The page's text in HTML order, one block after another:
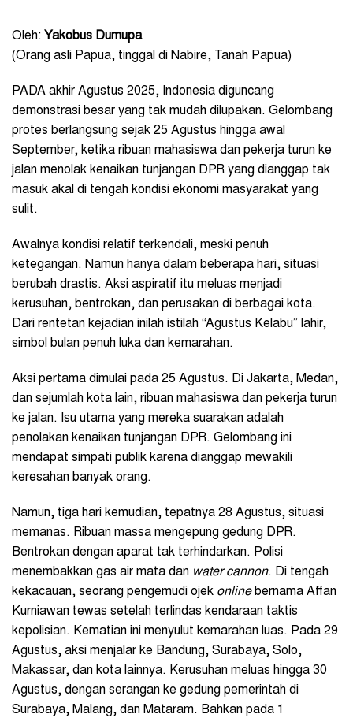
Oleh: Yakobus Dumupa
(Orang asli Papua, tinggal di Nabire, Tanah Papua)
PADA akhir Agustus 2025, Indonesia diguncang
demonstrasi besar yang tak mudah dilupakan. Gelombang
protes berlangsung sejak 25 Agustus hingga awal
September, ketika ribuan mahasiswa dan pekerja turun ke
jalan menolak kenaikan tunjangan DPR yang dianggap tak
masuk akal di tengah kondisi ekonomi masyarakat yang
sulit.
Awalnya kondisi relatif terkendali, meski penuh
ketegangan. Namun hanya dalam beberapa hari, situasi
berubah drastis. Aksi aspiratif itu meluas menjadi
kerusuhan, bentrokan, dan perusakan di berbagai kota.
Dari rentetan kejadian inilah istilah “Agustus Kelabu” lahir,
simbol bulan penuh luka dan kemarahan.
Aksi pertama dimulai pada 25 Agustus. Di Jakarta, Medan,
dan sejumlah kota lain, ribuan mahasiswa dan pekerja turun
ke jalan. Isu utama yang mereka suarakan adalah
penolakan kenaikan tunjangan DPR. Gelombang ini
mendapat simpati publik karena dianggap mewakili
keresahan banyak orang.
Namun, tiga hari kemudian, tepatnya 28 Agustus, situasi
memanas. Ribuan massa mengepung gedung DPR.
Bentrokan dengan aparat tak terhindarkan. Polisi
menembakkan gas air mata dan water cannon. Di tengah
kekacauan, seorang pengemudi ojek onlinebernama Affan
Kurniawan tewas setelah terlindas kendaraan taktis
kepolisian. Kematian ini menyulut kemarahan luas. Pada 29
Agustus, aksi menjalar ke Bandung, Surabaya, Solo,
Makassar, dan kota lainnya. Kerusuhan meluas hingga 30
Agustus, dengan serangan ke gedung pemerintah di
Surabaya, Malang, dan Mataram. Bahkan pada 1